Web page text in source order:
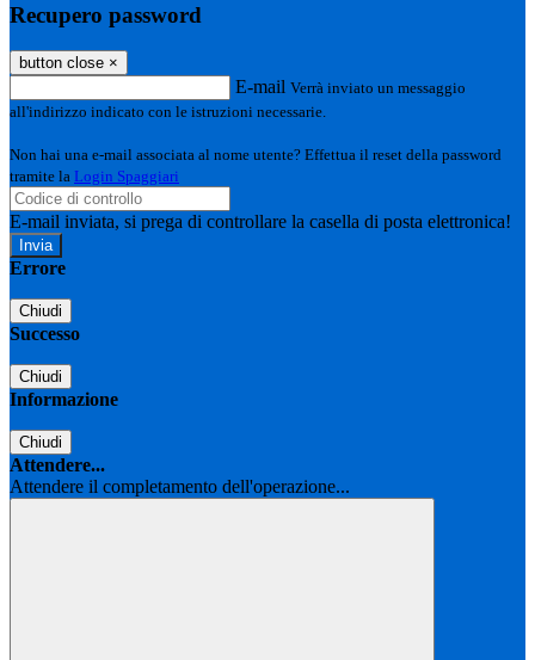
Recupero password
button close ×
E-mail Verrà inviato un messaggio
all'indirizzo indicato con le istruzioni necessarie.
Non hai una e-mail associata al nome utente? Effettua il reset della password
tramite la Login Spaggiari
E-mail inviata, si prega di controllare la casella di posta elettronica!
Errore
Chiudi
Successo
Chiudi
Informazione
Chiudi
Attendere...
Attendere il completamento dell'operazione...